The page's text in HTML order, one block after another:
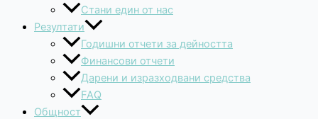
Стани един от нас
Резултати
Годишни отчети за дейността
Финансови отчети
Дарени и изразходвани средства
FAQ
Общност